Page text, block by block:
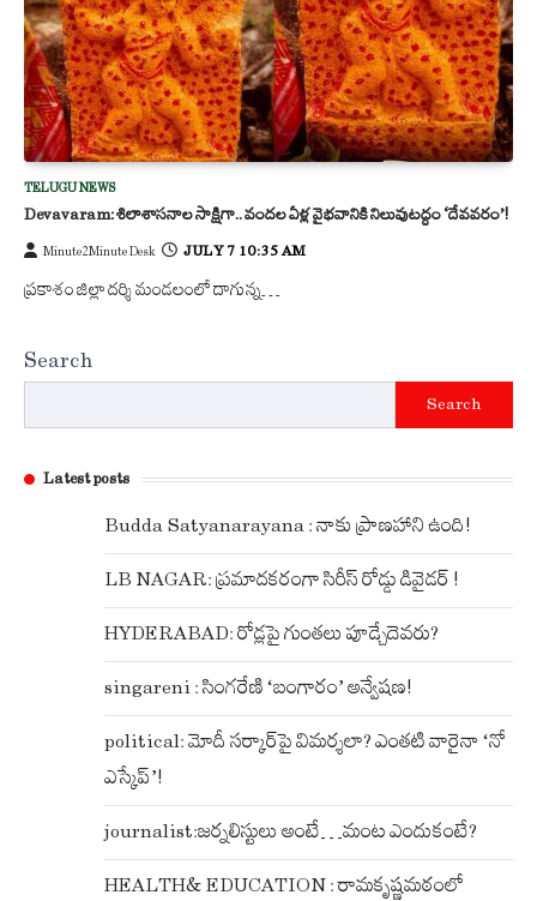
TELUGU NEWS
Devavaram: శిలాశాసనాల సాక్షిగా.. వందల ఏళ్ల వైభవానికి నిలువుటద్దం ‘దేవవరం’!
Minute2Minute Desk JULY 7 10:35 AM
ప్రకాశం జిల్లా దర్శి మండలంలో దాగున్న…
Search
Search
Latest posts
Budda Satyanarayana : నాకు ప్రాణహాని ఉంది!
LB NAGAR: ప్రమాదకరంగా సిరీస్ రోడ్డు డివైడర్ !
HYDERABAD: రోడ్లపై గుంతలు పూడ్చేదెవరు?
singareni : సింగరేణి ‘బంగారం’ అన్వేషణ!
political: మోదీ సర్కార్‌పై విమర్శలా? ఎంతటి వారైనా ‘నో
ఎస్కేప్’!
journalist:జర్నలిస్టులు అంటే…మంట ఎందుకంటే?
HEALTH& EDUCATION : రామకృష్ణమఠంలో